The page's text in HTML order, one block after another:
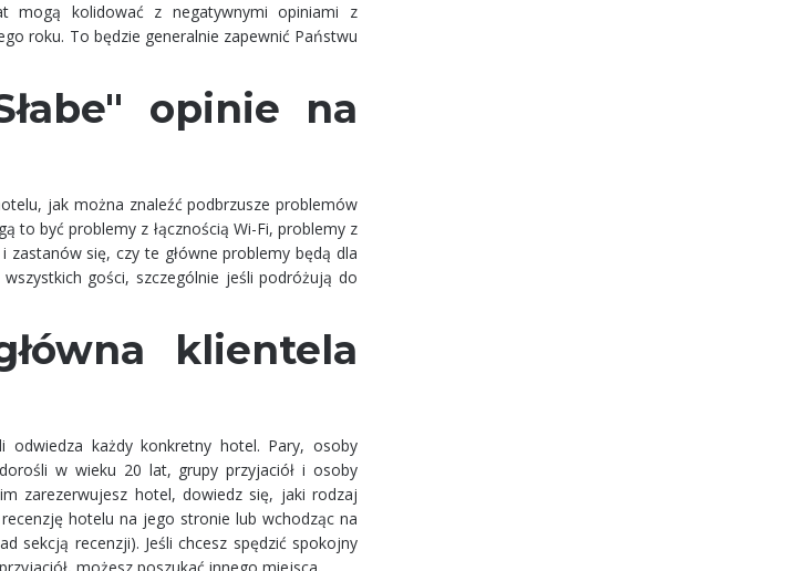
mogą kolidować z negatywnymi opiniami z
roku. To będzie generalnie zapewnić Państwu
opinie na
jak można znaleźć podbrzusze problemów
to być problemy z łącznością Wi-Fi, problemy z
się, czy te główne problemy będą dla
gości, szczególnie jeśli podróżują do
klientela
każdy konkretny hotel. Pary, osoby
w wieku 20 lat, grupy przyjaciół i osoby
zarezerwujesz hotel, dowiedz się, jaki rodzaj
hotelu na jego stronie lub wchodząc na
sekcją recenzji). Jeśli chcesz spędzić spokojny